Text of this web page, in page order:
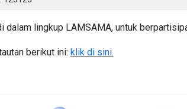
lingkup LAMSAMA, untuk
berikut ini: klik di sini.